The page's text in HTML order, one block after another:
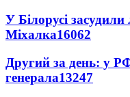
У Білорусі
Міхалка16062
Другий за день: у
генерала13247